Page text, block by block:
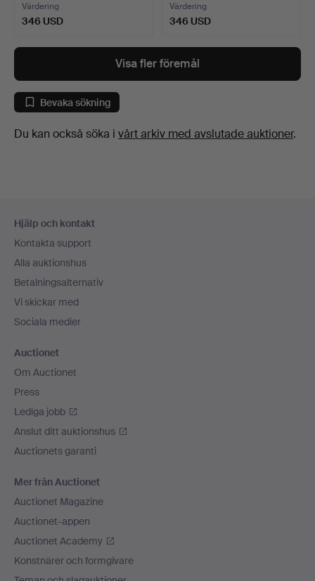
Värdering
346 USD
Värdering
346 USD
Visa fler föremål
Bevaka sökning
Du kan också söka i vårt arkiv med avslutade auktioner.
Hjälp och kontakt
Kontakta support
Alla auktionshus
Betalningsalternativ
Vi skickar med
Sociala medier
Auctionet
Om Auctionet
Press
Lediga jobb
Anslut ditt auktionshus
Auctionets garanti
Mer från Auctionet
Auctionet Magazine
Auctionet-appen
Auctionet Academy
Konstnärer och formgivare